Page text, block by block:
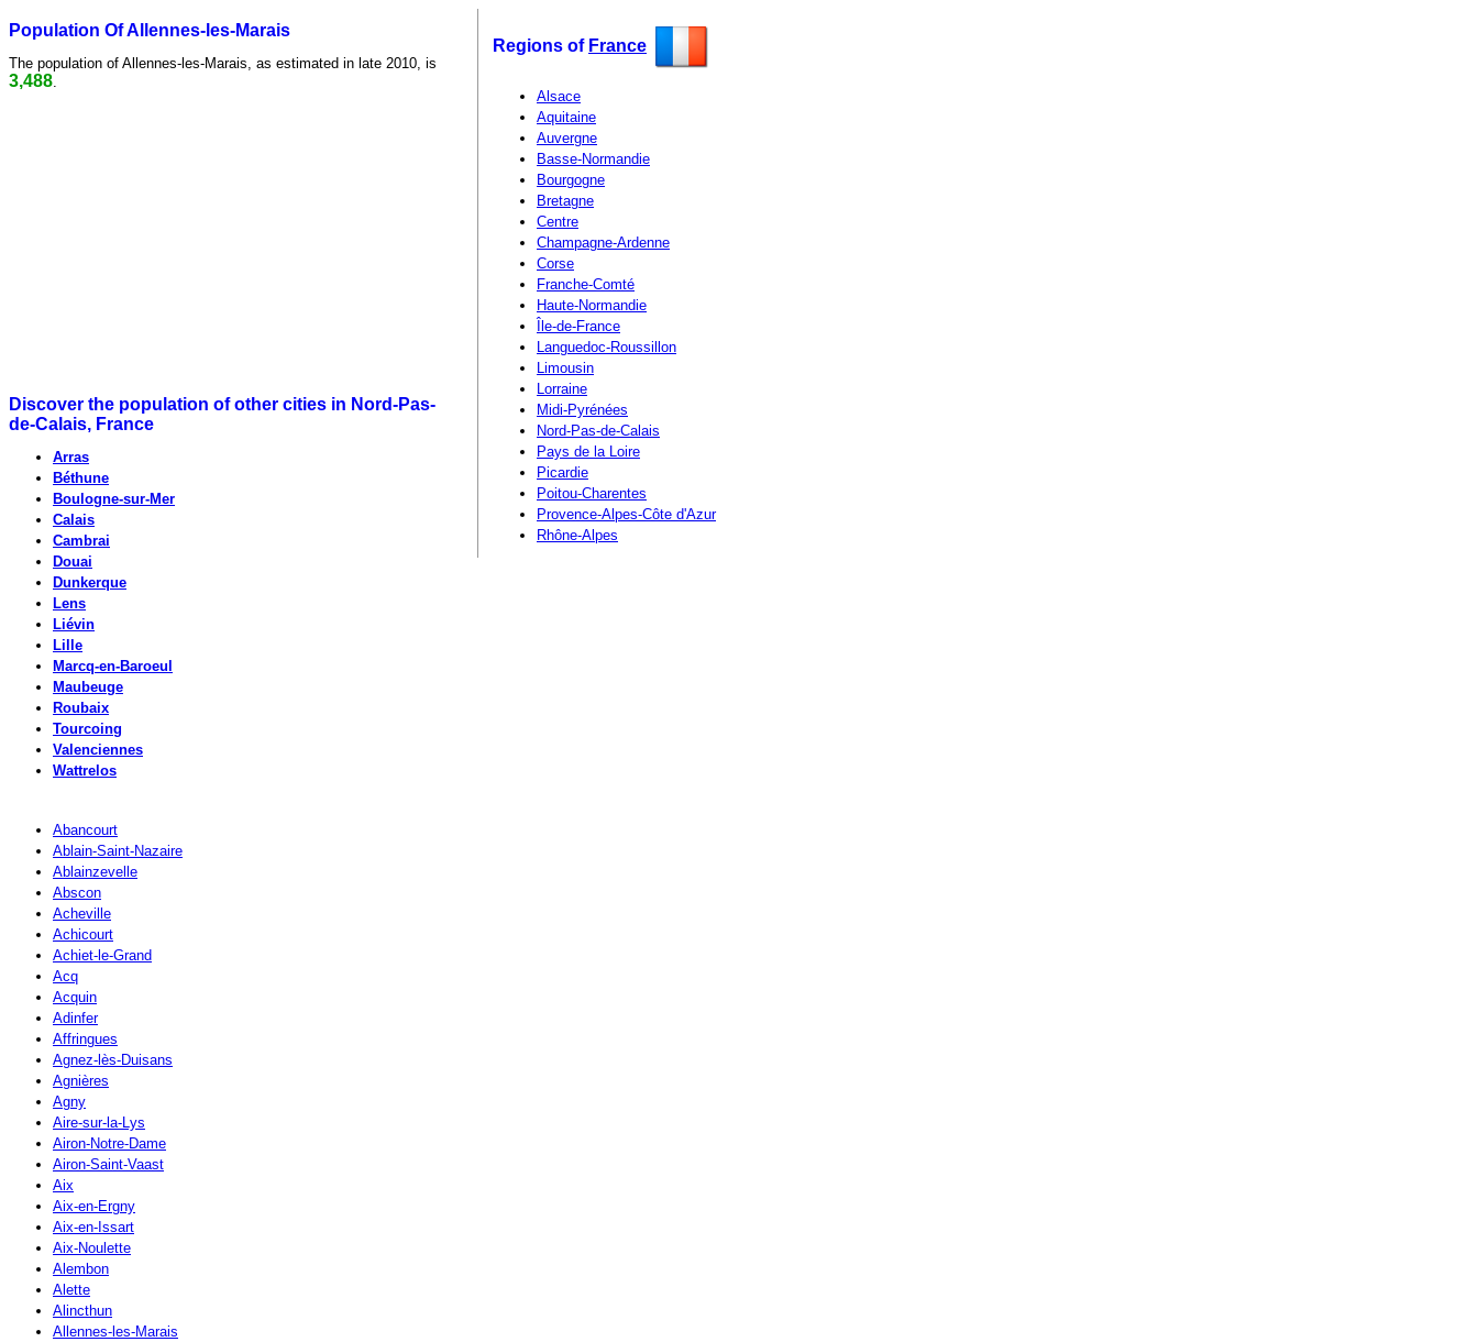
Population Of Allennes-les-Marais
The population of Allennes-les-Marais, as estimated in late 2010, is
3,488
Discover the population of other cities in Nord-Pas-
de-Calais, France
Arras
Béthune
Boulogne-sur-Mer
Calais
Cambrai
Douai
Dunkerque
Lens
Liévin
Lille
Marcq-en-Baroeul
Maubeuge
Roubaix
Tourcoing
Valenciennes
Wattrelos
Abancourt
Ablain-Saint-Nazaire
Ablainzevelle
Abscon
Acheville
Achicourt
Achiet-le-Grand
Acq
Acquin
Adinfer
Affringues
Agnez-lès-Duisans
Agnières
Agny
Aire-sur-la-Lys
Airon-Notre-Dame
Airon-Saint-Vaast
Aix
Aix-en-Ergny
Aix-en-Issart
Aix-Noulette
Alembon
Alette
Alincthun
Allennes-les-Marais
Regions of France
Alsace
Aquitaine
Auvergne
Basse-Normandie
Bourgogne
Bretagne
Centre
Champagne-Ardenne
Corse
Franche-Comté
Haute-Normandie
Île-de-France
Languedoc-Roussillon
Limousin
Lorraine
Midi-Pyrénées
Nord-Pas-de-Calais
Pays de la Loire
Picardie
Poitou-Charentes
Provence-Alpes-Côte d'Azur
Rhône-Alpes